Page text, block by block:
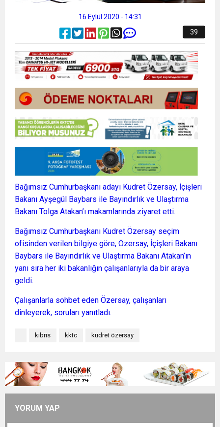
16 Eylül 2020 - 14:31
39
Bağımsız Cumhurbaşkanı adayı Kudret Özersay, İçişleri
Bakanı Ayşegül Baybars ile Bayındırlık ve Ulaştırma
Bakanı Tolga Atakan’ı makamlarında ziyaret etti.
Bağımsız Cumhurbaşkanı Kudret Özersay seçim
ofisinden verilen bilgiye göre, Özersay, İçişleri Bakanı
Baybars ile Bayındırlık ve Ulaştırma Bakanı Atakan’ın
yanı sıra her iki bakanlığın çalışanlarıyla da bir araya
geldi.
Çalışanlarla sohbet eden Özersay, çalışanları
dinleyerek, soruları yanıtladı.
kıbrıs kktc kudret özersay
YORUM YAP